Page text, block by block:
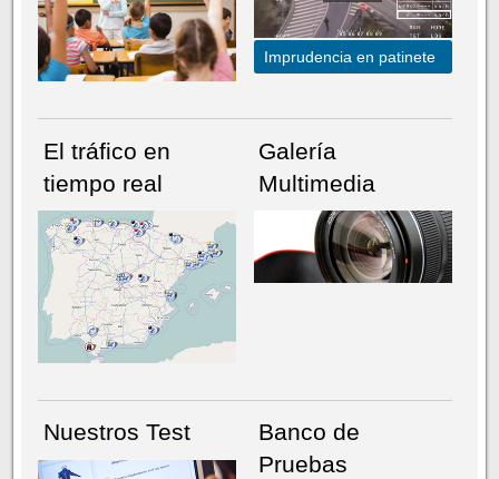
NÚMERO ACTUALHEMEROTECA
Imprudencia en patinete
El tráfico en
tiempo real
Galería
Multimedia
Nuestros Test
Banco de
Pruebas